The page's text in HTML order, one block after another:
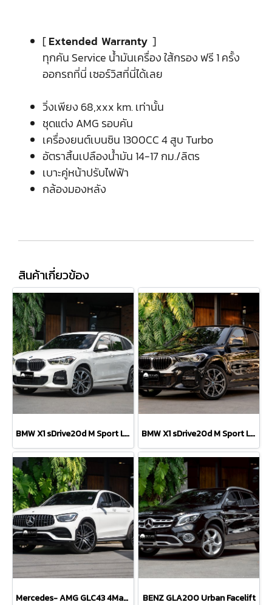
[Extended Warranty ]
ทุกคัน Service น้ำมันเครื่อง ใส้กรอง ฟรี 1 ครั้ง
ออกรถที่นี่ เซอร์วิสที่นี่ได้เลย
วิ่งเพียง 68,xxx km. เท่านั้น
ชุดแต่ง AMG รอบคัน
เครื่องยนต์เบนซิน 1300CC 4 สูบ Turbo
อัตราสิ้นเปลืองน้ำมัน 14-17 กม./ลิตร
เบาะคู่หน้าปรับไฟฟ้า
กล้องมองหลัง
สินค้าเกี่ยวข้อง
BMW X1 sDrive20d M Sport LCI BMW X1 sDrive20d M Sport LCI
Mercedes- AMG GLC43 4Matic Coupe BENZ GLA200 Urban Facelift